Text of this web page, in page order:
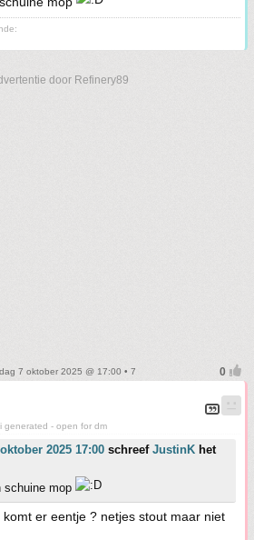
door Refinery89
7 oktober 2025 @ 17:00 • 7
generated - open for dm
2025 17:00 schreef JustinK het
schuine mop
er eentje ? netjes stout maar niet